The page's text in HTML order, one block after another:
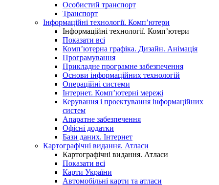
Особистий транспорт
Транспорт
Інформаційні технології. Комп’ютери
Інформаційні технології. Комп’ютери
Показати всі
Комп’ютерна графіка. Дизайн. Анімація
Програмування
Прикладне програмне забезпечення
Основи інформаційних технологій
Операційні системи
Інтернет. Комп’ютерні мережі
Керування і проектування інформаційних
систем
Апаратне забезпечення
Офісні додатки
Бази даних. Інтернет
Картографічні видання. Атласи
Картографічні видання. Атласи
Показати всі
Карти України
Автомобільні карти та атласи